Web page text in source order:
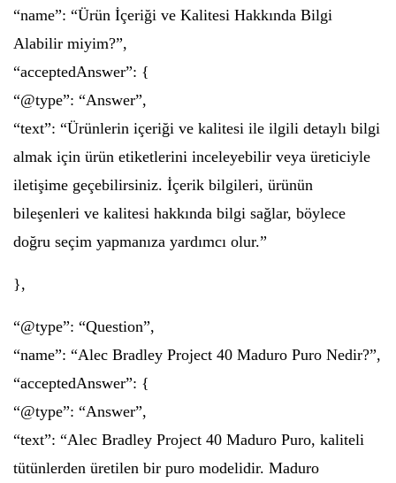
“name”: “Ürün İçeriği ve Kalitesi Hakkında Bilgi
Alabilir miyim?”,
“acceptedAnswer”: {
“@type”: “Answer”,
“text”: “Ürünlerin içeriği ve kalitesi ile ilgili detaylı bilgi
almak için ürün etiketlerini inceleyebilir veya üreticiyle
iletişime geçebilirsiniz. İçerik bilgileri, ürünün
bileşenleri ve kalitesi hakkında bilgi sağlar, böylece
doğru seçim yapmanıza yardımcı olur.”
},
“@type”: “Question”,
“name”: “Alec Bradley Project 40 Maduro Puro Nedir?”,
“acceptedAnswer”: {
“@type”: “Answer”,
“text”: “Alec Bradley Project 40 Maduro Puro, kaliteli
tütünlerden üretilen bir puro modelidir. Maduro